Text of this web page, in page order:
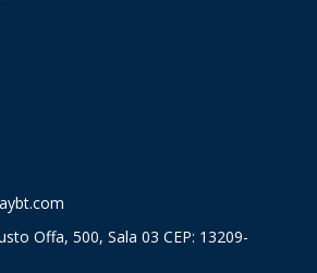
Offa, 500, Sala 03 CEP: 13209-